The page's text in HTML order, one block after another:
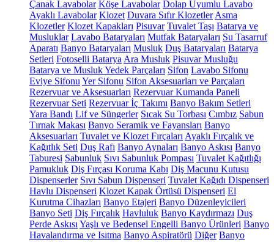
Çanak Lavabolar Köşe Lavabolar Dolap Uyumlu Lavabo
Ayaklı Lavabolar Klozet Duvara Sıfır Klozetler Asma
Klozetler Klozet Kapakları Pisuvar Tuvalet Taşı Batarya ve
Musluklar Lavabo Bataryaları Mutfak Bataryaları Su Tasarruf
Aparatı Banyo Bataryaları Musluk Duş Bataryaları Batarya
Setleri Fotoselli Batarya Ara Musluk Pisuvar Musluğu
Batarya ve Musluk Yedek Parçaları Sifon Lavabo Sifonu
Eviye Sifonu Yer Sifonu Sifon Aksesuarları ve Parçaları
Rezervuar ve Aksesuarları Rezervuar Kumanda Paneli
Rezervuar Seti Rezervuar İç Takımı Banyo Bakım Setleri
Yara Bandı Lif ve Süngerler Sıcak Su Torbası Cımbız Sabun
Tırnak Makası Banyo Seramik ve Fayansları Banyo
Aksesuarları Tuvalet ve Klozet Fırçaları Ayaklı Fırçalık ve
Kağıtlık Seti Duş Rafı Banyo Aynaları Banyo Askısı Banyo
Taburesi Sabunluk Sıvı Sabunluk Pompası Tuvalet Kağıtlığı
Pamukluk Diş Fırçası Koruma Kabı Diş Macunu Kutusu
Dispenserler Sıvı Sabun Dispenseri Tuvalet Kağıdı Dispenseri
Havlu Dispenseri Klozet Kapak Örtüsü Dispenseri El
Kurutma Cihazları Banyo Etajeri Banyo Düzenleyicileri
Banyo Seti Diş Fırçalık Havluluk Banyo Kaydırmazı Duş
Perde Askısı Yaşlı ve Bedensel Engelli Banyo Ürünleri Banyo
Havalandırma ve Isıtma Banyo Aspiratörü Diğer Banyo